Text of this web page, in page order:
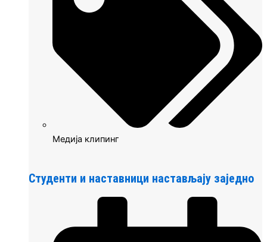
Медија клипинг
Студенти и наставници настављају заједно